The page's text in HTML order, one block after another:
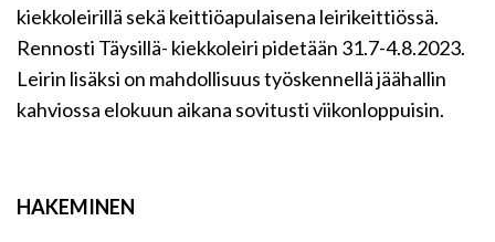
kiekkoleirillä sekä keittiöapulaisena leirikeittiössä.
Rennosti Täysillä- kiekkoleiri pidetään 31.7-4.8.2023.
Leirin lisäksi on mahdollisuus työskennellä jäähallin
kahviossa elokuun aikana sovitusti viikonloppuisin.
HAKEMINEN